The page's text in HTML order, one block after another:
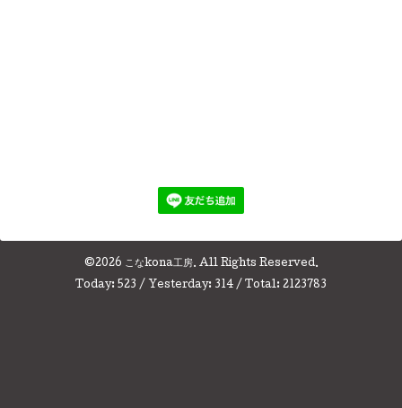
©2026 こなkona工房. All Rights Reserved.
Today: 523 / Yesterday: 314 / Total: 2123783